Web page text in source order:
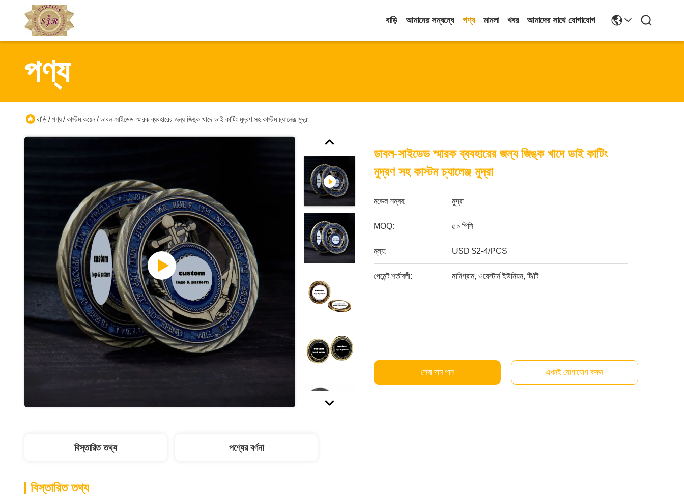
বাড়ি আমাদের সম্বন্ধে পণ্য মামলা খবর আমাদের সাথে যোগাযোগ
পণ্য
বাড়ি/পণ্য/কাস্টম কয়েন/ডাবল-সাইডেড স্মারক ব্যবহারের জন্য জিঙ্ক খাদে ডাই কাটিং মুদ্রণ সহ কাস্টম চ্যালেঞ্জ মুদ্রা
ডাবল-সাইডেড স্মারক ব্যবহারের জন্য জিঙ্ক খাদে ডাই কাটিং
মুদ্রণ সহ কাস্টম চ্যালেঞ্জ মুদ্রা
মডেল নম্বর: মুদ্রা
MOQ: ৫০ পিসি
মূল্য: USD $2-4/PCS
পেমেন্ট শর্তাবলী: মানিগ্রাম, ওয়েস্টার্ন ইউনিয়ন, টি/টি
সেরা দাম পান এখনই যোগাযোগ করুন
বিস্তারিত তথ্য পণ্যের বর্ণনা
বিস্তারিত তথ্য